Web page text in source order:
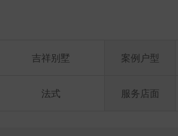
吉祥别墅
法式
案例户型
服务店面